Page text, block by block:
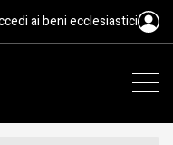
ambito
ai beni ecclesiastici